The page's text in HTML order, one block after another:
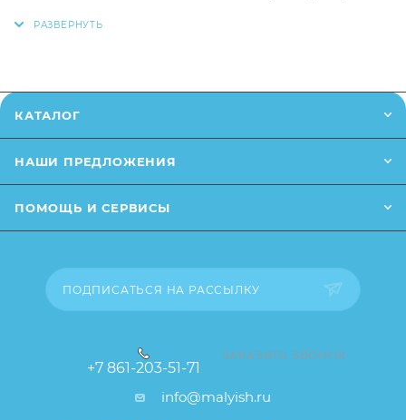
сайте (например, оттенки цветов, незначительные
влияющие на основные потребительские свойства
свойства и иные существенные элементы товара и
КАТАЛОГ
НАШИ ПРЕДЛОЖЕНИЯ
ПОМОЩЬ И СЕРВИСЫ
ПОДПИСАТЬСЯ НА РАССЫЛКУ
+7 861-203-51-71
ЗАКАЗАТЬ ЗВОНОК
info@malyish.ru